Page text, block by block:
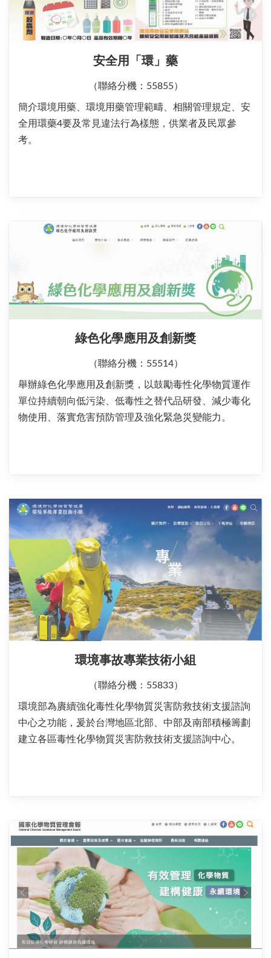
安全用「環」藥
（聯絡分機：55855）
簡介環境用藥、環境用藥管理範疇、相關管理規定、安
全用環藥4要及常見違法行為樣態，供業者及民眾參
考。
綠色化學應用及創新獎
（聯絡分機：55514）
舉辦綠色化學應用及創新獎，以鼓勵毒性化學物質運作
單位持續朝向低污染、低毒性之替代品研發、減少毒化
物使用、落實危害預防管理及強化緊急災變能力。
環境事故專業技術小組
（聯絡分機：55833）
環境部為賡續強化毒性化學物質災害防救技術支援諮詢
中心之功能，爰於台灣地區北部、中部及南部積極籌劃
建立各區毒性化學物質災害防救技術支援諮詢中心。